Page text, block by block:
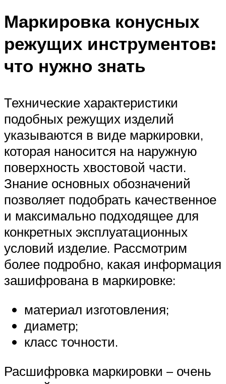
Маркировка конусных
режущих инструментов:
что нужно знать
Технические характеристики
подобных режущих изделий
указываются в виде маркировки,
которая наносится на наружную
поверхность хвостовой части.
Знание основных обозначений
позволяет подобрать качественное
и максимально подходящее для
конкретных эксплуатационных
условий изделие. Рассмотрим
более подробно, какая информация
зашифрована в маркировке:
материал изготовления;
диаметр;
класс точности.
Расшифровка маркировки – очень